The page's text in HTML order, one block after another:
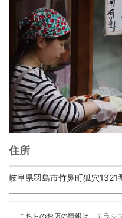
住所
岐阜県羽島市竹鼻町狐穴1321
こちらのお店の情報は、チラシ